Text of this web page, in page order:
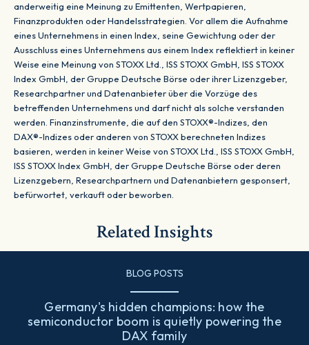
anderweitig eine Meinung zu Emittenten, Wertpapieren,
Finanzprodukten oder Handelsstrategien. Vor allem die Aufnahme
eines Unternehmens in einen Index, seine Gewichtung oder der
Ausschluss eines Unternehmens aus einem Index reflektiert in keiner
Weise eine Meinung von STOXX Ltd., ISS STOXX GmbH, ISS STOXX
Index GmbH, der Gruppe Deutsche Börse oder ihrer Lizenzgeber,
Researchpartner und Datenanbieter über die Vorzüge des
betreffenden Unternehmens und darf nicht als solche verstanden
werden. Finanzinstrumente, die auf den STOXX®-Indizes, den
DAX®-Indizes oder anderen von STOXX berechneten Indizes
basieren, werden in keiner Weise von STOXX Ltd., ISS STOXX GmbH,
ISS STOXX Index GmbH, der Gruppe Deutsche Börse oder deren
Lizenzgebern, Researchpartnern und Datenanbietern gesponsert,
befürwortet, verkauft oder beworben.
Related Insights
BLOG POSTS
Germany's hidden champions: how the
semiconductor boom is quietly powering the
DAX family